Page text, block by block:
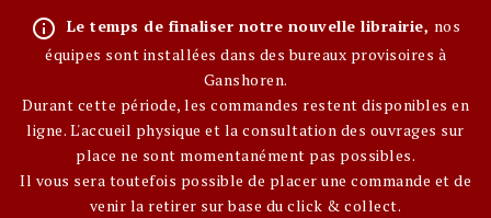
info_outline Le temps de finaliser notre nouvelle librairie, nos
équipes sont installées dans des bureaux provisoires à
Ganshoren.
Durant cette période, les commandes restent disponibles en
ligne. L'accueil physique et la consultation des ouvrages sur
place ne sont momentanément pas possibles.
Il vous sera toutefois possible de placer une commande et de
venir la retirer sur base du click & collect.